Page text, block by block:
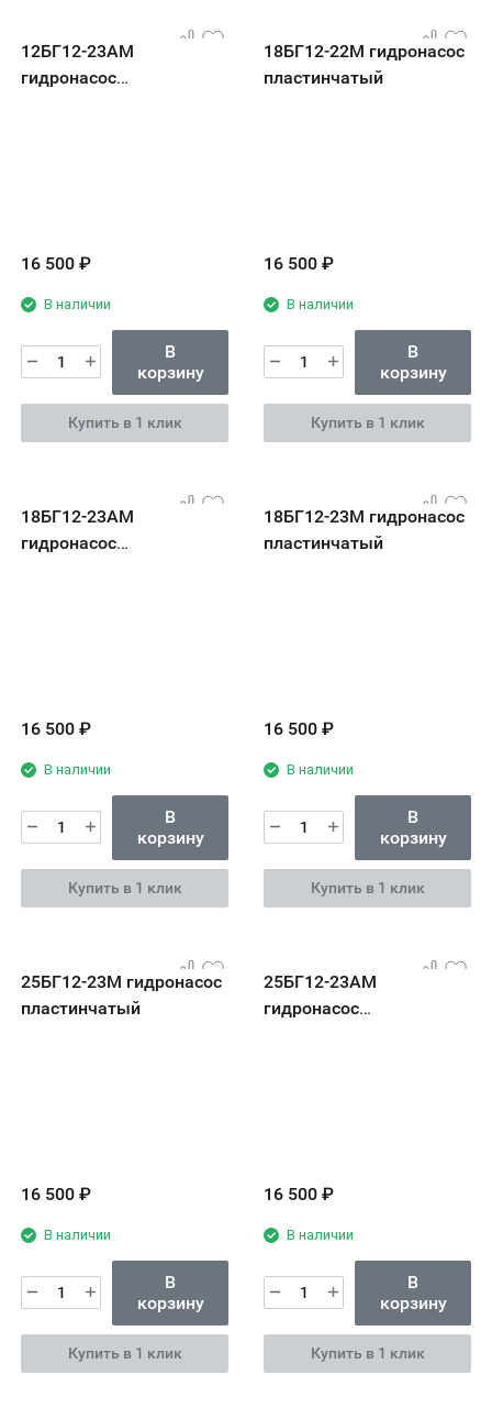
12БГ12-23АМ
гидронасос
16 500 ₽
В наличии
В
корзину
Купить в 1 клик
18БГ12-22М гидронасос
пластинчатый
16 500 ₽
В наличии
В
корзину
Купить в 1 клик
18БГ12-23АМ
гидронасос
16 500 ₽
В наличии
В
корзину
Купить в 1 клик
18БГ12-23М гидронасос
пластинчатый
16 500 ₽
В наличии
В
корзину
Купить в 1 клик
25БГ12-23М гидронасос
пластинчатый
16 500 ₽
В наличии
В
корзину
Купить в 1 клик
25БГ12-23АМ
гидронасос
16 500 ₽
В наличии
В
корзину
Купить в 1 клик